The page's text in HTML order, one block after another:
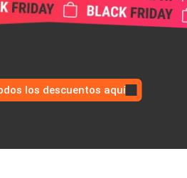
los descuentos aquí